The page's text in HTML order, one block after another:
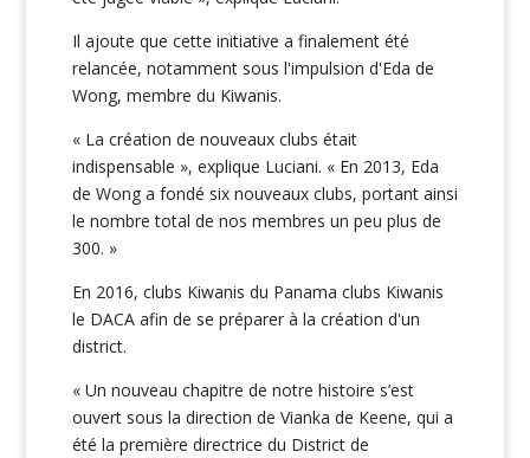
Il ajoute que cette initiative a finalement été
relancée, notamment sous l'impulsion d'Eda de
Wong, membre du Kiwanis.
« La création de nouveaux clubs était
indispensable », explique Luciani. « En 2013, Eda
de Wong a fondé six nouveaux clubs, portant ainsi
le nombre total de nos membres un peu plus de
300. »
En 2016, clubs Kiwanis du Panama clubs Kiwanis
le DACA afin de se préparer à la création d'un
district.
« Un nouveau chapitre de notre histoire s’est
ouvert sous la direction de Vianka de Keene, qui a
été la première directrice du District de